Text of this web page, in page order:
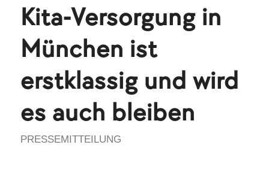
Kita-Versorgung in
München ist
erstklassig und wird
es auch bleiben
PRESSEMITTEILUNG